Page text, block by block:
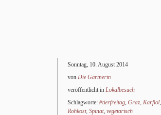
Sonntag, 10. August 2014
von Die Gärt­ne­rin
veröffentlicht in Lokalbesuch
Schlagworte: #tierfreitag, Graz, Karfiol,
Rohkost, Spinat, vegetarisch